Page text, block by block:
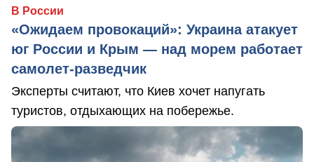
В России
«Ожидаем провокаций»: Украина атакует
юг России и Крым — над морем работает
самолет-разведчик
Эксперты считают, что Киев хочет напугать
туристов, отдыхающих на побережье.